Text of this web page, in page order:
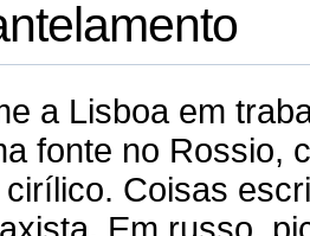
a Lisboa em
fonte no Rossio,
Coisas